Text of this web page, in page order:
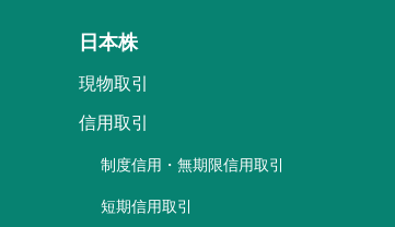
日本株
現物取引
信用取引
制度信用・無期限信用取引
短期信用取引